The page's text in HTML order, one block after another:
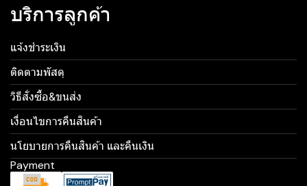
บริการลูกค้า
แจ้งชำระเงิน
ติดตามพัสดุ
วิธีสั่งซื้อ&ขนส่ง
เงื่อนไขการคืนสินค้า
นโยบายการคืนสินค้า และคืนเงิน
Payment